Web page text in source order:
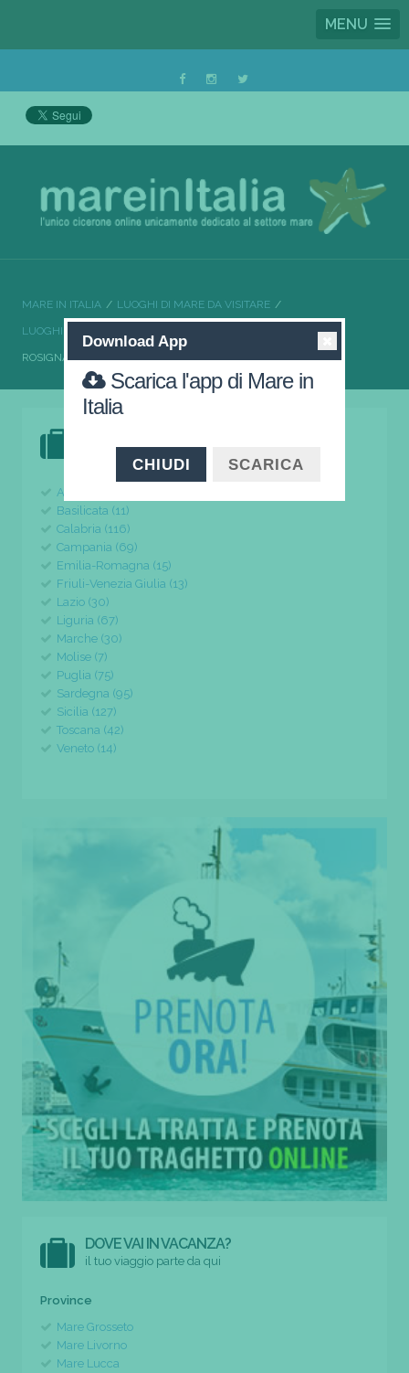
MENU
MARE IN ITALIA LUOGHI DI MARE DA VISITARE
LUOGHI DI MARE DA VISITARE TOSCANA
ROSIGNANO MARITTIMO SOLE E SPIAGGE DA CARTOLINA
Abruzzo (24)
Basilicata (11)
Calabria (116)
Campania (69)
Emilia-Romagna (15)
Friuli-Venezia Giulia (13)
Lazio (30)
Liguria (67)
Marche (30)
Molise (7)
Puglia (75)
Sardegna (95)
Sicilia (127)
Toscana (42)
Veneto (14)
DOVE VAI IN VACANZA?
il tuo viaggio parte da qui
Province
Mare Grosseto
Mare Livorno
Mare Lucca
Download App
Scarica l'app di Mare in
Italia
CHIUDI SCARICA